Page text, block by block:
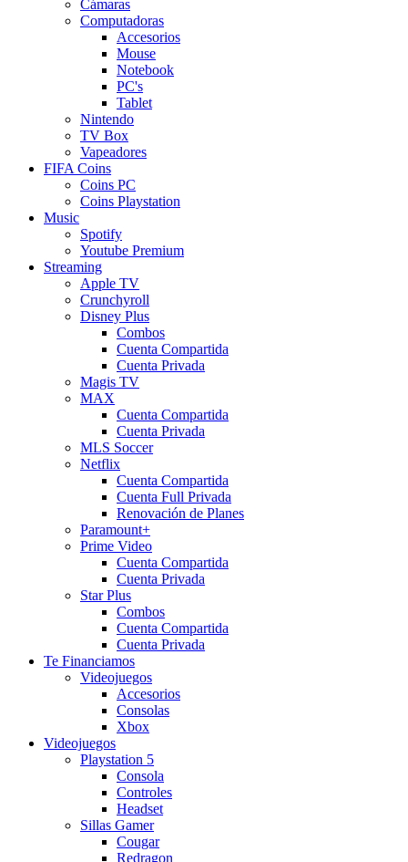
Cámaras
Computadoras
Accesorios
Mouse
Notebook
PC's
Tablet
Nintendo
TV Box
Vapeadores
FIFA Coins
Coins PC
Coins Playstation
Music
Spotify
Youtube Premium
Streaming
Apple TV
Crunchyroll
Disney Plus
Combos
Cuenta Compartida
Cuenta Privada
Magis TV
MAX
Cuenta Compartida
Cuenta Privada
MLS Soccer
Netflix
Cuenta Compartida
Cuenta Full Privada
Renovación de Planes
Paramount+
Prime Video
Cuenta Compartida
Cuenta Privada
Star Plus
Combos
Cuenta Compartida
Cuenta Privada
Te Financiamos
Videojuegos
Accesorios
Consolas
Xbox
Videojuegos
Playstation 5
Consola
Controles
Headset
Sillas Gamer
Cougar
Redragon